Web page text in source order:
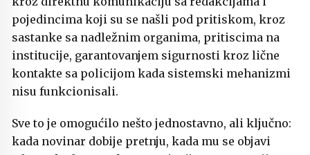
pojedincima koji su se našli pod pritiskom, kroz
sastanke sa nadležnim organima, pritiscima na
institucije, garantovanjem sigurnosti kroz lične
kontakte sa policijom kada sistemski mehanizmi
nisu funkcionisali.
Sve to je omogućilo nešto jednostavno, ali ključno:
kada novinar dobije pretnju, kada mu se objavi